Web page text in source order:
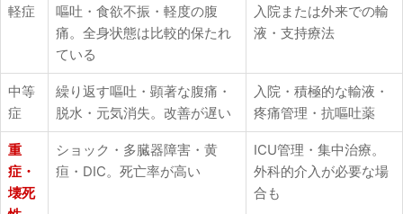
軽症
嘔吐・食欲不振・軽度の腹
痛。全身状態は比較的保たれ
ている
入院または外来での輸
液・支持療法
中等
症
繰り返す嘔吐・顕著な腹痛・
脱水・元気消失。改善が遅い
入院・積極的な輸液・
疼痛管理・抗嘔吐薬
重
症・
壊死
ショック・多臓器障害・黄
疸・DIC。死亡率が高い
ICU管理・集中治療。
外科的介入が必要な場
合も